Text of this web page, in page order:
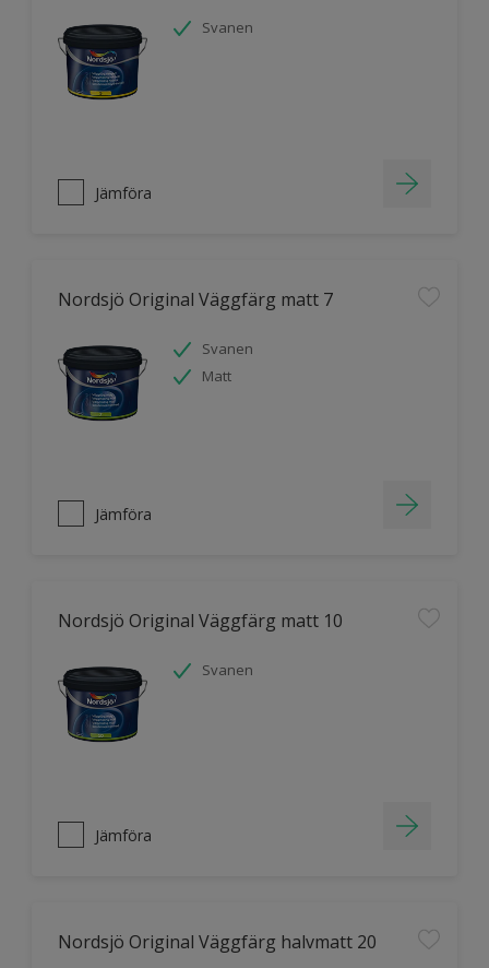
Svanen
Jämföra
Nordsjö Original Väggfärg matt 7
Svanen
Matt
Jämföra
Nordsjö Original Väggfärg matt 10
Svanen
Jämföra
Nordsjö Original Väggfärg halvmatt 20